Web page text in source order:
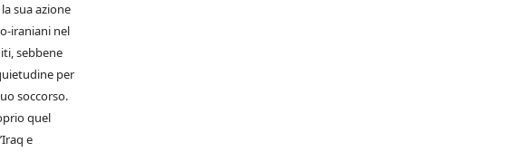
sua azione
iraniani nel
sebbene
per
soccorso.
quel
e